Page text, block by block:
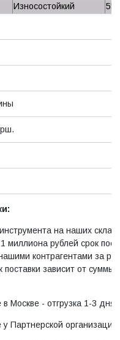
Износостойкий 55
на наших
миллиона рублей срок
контрагентами за
зависит от суммы
Москве - отгрузка 1-3 дня.
Партнерской